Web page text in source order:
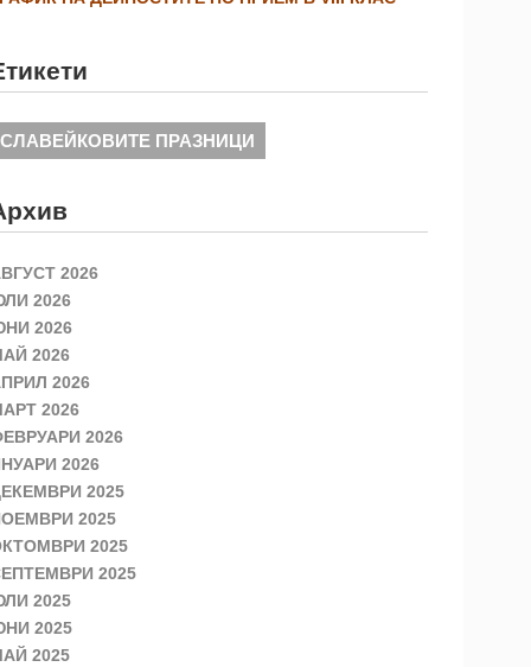
СЛАВЕЙКОВИТЕ ПРАЗНИЦИ
2026
2026
2026
2026
2026
2026
2026
2026
2025
2025
2025
2025
2025
2025
2025